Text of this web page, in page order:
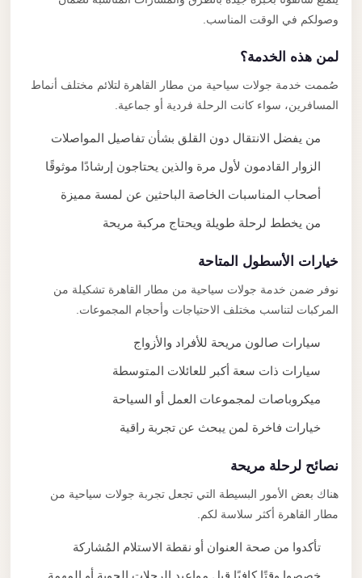
وصولكم في الوقت المناسب.
لمن هذه الخدمة؟
صُممت خدمة جولات سياحية من مطار القاهرة لتلائم مختلف أنماط
المسافرين، سواء كانت الرحلة فردية أو جماعية.
من يفضل الانتقال دون القلق بشأن تفاصيل المواصلات
الزوار القادمون لأول مرة والذين يحتاجون إرشادًا موثوقًا
أصحاب المناسبات الخاصة الباحثين عن لمسة مميزة
من يخطط لرحلة طويلة ويحتاج مركبة مريحة
خيارات الأسطول المتاحة
نوفر ضمن خدمة جولات سياحية من مطار القاهرة تشكيلة من
المركبات لتناسب مختلف الاحتياجات وأحجام المجموعات.
سيارات صالون مريحة للأفراد والأزواج
سيارات ذات سعة أكبر للعائلات المتوسطة
ميكروباصات لمجموعات العمل أو السياحة
خيارات فاخرة لمن يبحث عن تجربة راقية
نصائح لرحلة مريحة
هناك بعض الأمور البسيطة التي تجعل تجربة جولات سياحية من
مطار القاهرة أكثر سلاسة لكم.
تأكدوا من صحة العنوان أو نقطة الاستلام المُشاركة
خصصوا وقتًا كافيًا قبل مواعيد الرحلات الجوية أو المهمة